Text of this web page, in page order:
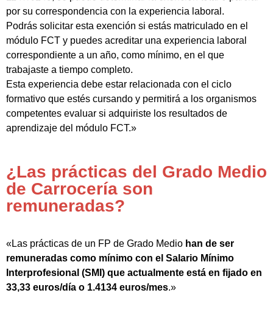
por su correspondencia con la experiencia laboral.
Podrás solicitar esta exención si estás matriculado en el
módulo FCT y puedes acreditar una experiencia laboral
correspondiente a un año, como mínimo, en el que
trabajaste a tiempo completo.
Esta experiencia debe estar relacionada con el ciclo
formativo que estés cursando y permitirá a los organismos
competentes evaluar si adquiriste los resultados de
aprendizaje del módulo FCT.»
¿Las prácticas del Grado Medio
de Carrocería son
remuneradas?
«Las prácticas de un FP de Grado Medio han de ser
remuneradas como mínimo con el Salario Mínimo
Interprofesional (SMI) que actualmente está en fijado en
33,33 euros/día o 1.4134 euros/mes.»